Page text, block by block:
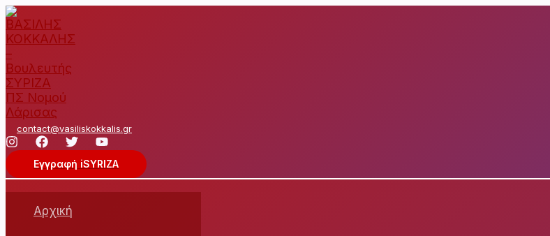
Μετάβαση
στο
περιεχόμενο
contact@vasiliskokkalis.gr
Εγγραφή iSYRIZA
Αρχική